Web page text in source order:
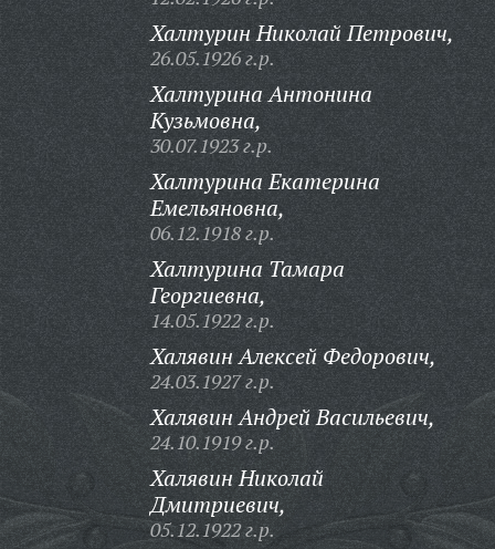
Халтурин Николай Петрович,
26.05.1926 г.р.
Халтурина Антонина
Кузьмовна,
30.07.1923 г.р.
Халтурина Екатерина
Емельяновна,
06.12.1918 г.р.
Халтурина Тамара
Георгиевна,
14.05.1922 г.р.
Халявин Алексей Федорович,
24.03.1927 г.р.
Халявин Андрей Васильевич,
24.10.1919 г.р.
Халявин Николай
Дмитриевич,
05.12.1922 г.р.